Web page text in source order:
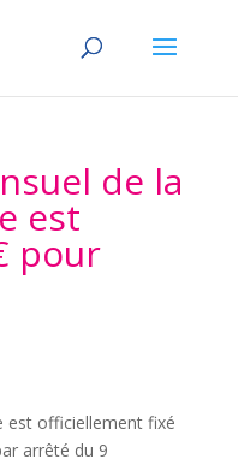
de la
est
pour
est officiellement fixé
arrêté du 9